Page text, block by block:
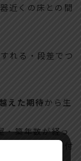
近くの床との間
れる・段差でつ
えた期待から生
・築年数が経っ
。ここに手を付